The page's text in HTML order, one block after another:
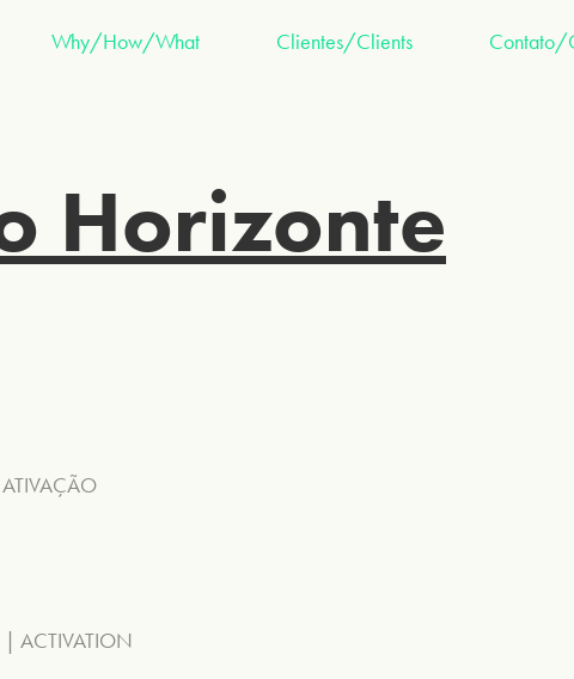
Why/How/What Clientes/Clients Contato/
Horizonte
ACTIVATION